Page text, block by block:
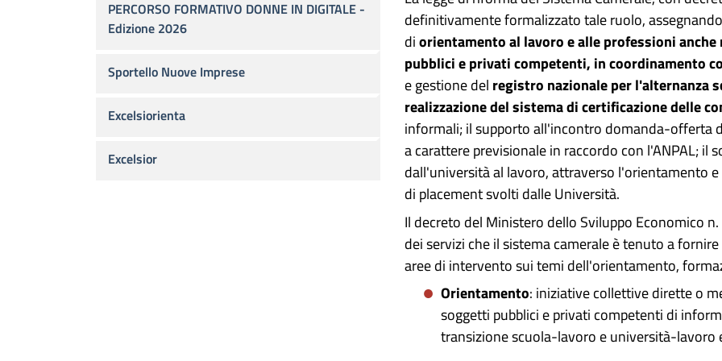
PERCORSO FORMATIVO DONNE IN DIGITALE -
Edizione 2026
Sportello Nuove Imprese
Excelsiorienta
Excelsior
definitivamente formalizzato tale ruolo,
diorientamento al lavoroe alle professioni
pubblici e privati competenti, in coordinamento
e gestione del registro nazionale per l'alternanza
realizzazione del sistema di certificazione delle
informali; il supporto all'incontro domanda-offerta
a carattere previsionale in raccordo con l'ANPAL; il
dall'università al lavoro, attraverso l'orientamento
di placement svolti dalle Università.
Il decreto del Ministero dello Sviluppo Economico
dei servizi che il sistema camerale è tenuto a
aree di intervento sui temi dell'orientamento,
Orientamento: iniziative collettive dirette o
soggetti pubblici e privati competenti di
transizione scuola-lavoro e università-